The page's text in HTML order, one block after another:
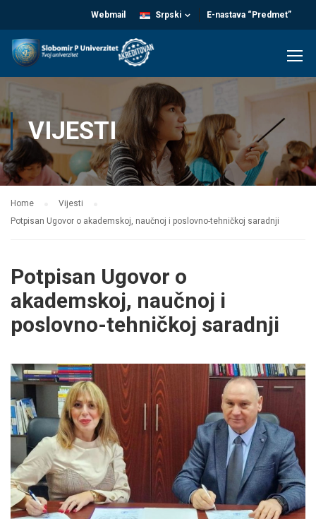
E-nastava “Predmet”
Srpski
Webmail
VIJESTI
Home
Vijesti
Potpisan Ugovor o akademskoj, naučnoj i poslovno-tehničkoj saradnji
Potpisan Ugovor o
akademskoj, naučnoj i
poslovno-tehničkoj saradnji